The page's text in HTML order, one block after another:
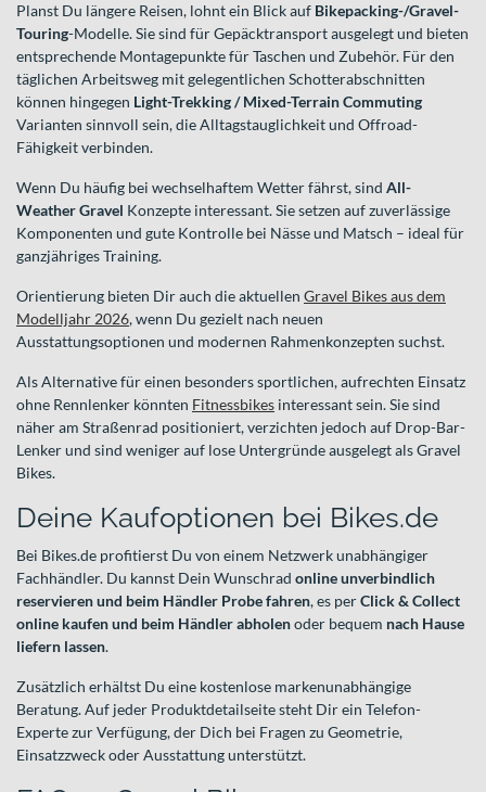
Planst Du längere Reisen, lohnt ein Blick auf Bikepacking-/Gravel-
Touring-Modelle. Sie sind für Gepäcktransport ausgelegt und bieten
entsprechende Montagepunkte für Taschen und Zubehör. Für den
täglichen Arbeitsweg mit gelegentlichen Schotterabschnitten
können hingegen Light-Trekking / Mixed-Terrain Commuting
Varianten sinnvoll sein, die Alltagstauglichkeit und Offroad-
Fähigkeit verbinden.
Wenn Du häufig bei wechselhaftem Wetter fährst, sind All-
Weather Gravel Konzepte interessant. Sie setzen auf zuverlässige
Komponenten und gute Kontrolle bei Nässe und Matsch – ideal für
ganzjähriges Training.
Orientierung bieten Dir auch die aktuellen Gravel Bikes aus dem
Modelljahr 2026, wenn Du gezielt nach neuen
Ausstattungsoptionen und modernen Rahmenkonzepten suchst.
Als Alternative für einen besonders sportlichen, aufrechten Einsatz
ohne Rennlenker könnten Fitnessbikes interessant sein. Sie sind
näher am Straßenrad positioniert, verzichten jedoch auf Drop-Bar-
Lenker und sind weniger auf lose Untergründe ausgelegt als Gravel
Bikes.
Deine Kaufoptionen bei Bikes.de
Bei Bikes.de profitierst Du von einem Netzwerk unabhängiger
Fachhändler. Du kannst Dein Wunschrad online unverbindlich
reservieren und beim Händler Probe fahren, es perClick & Collect
online kaufen und beim Händler abholenoder bequem nach Hause
liefern lassen.
Zusätzlich erhältst Du eine kostenlose markenunabhängige
Beratung. Auf jeder Produktdetailseite steht Dir ein Telefon-
Experte zur Verfügung, der Dich bei Fragen zu Geometrie,
Einsatzzweck oder Ausstattung unterstützt.